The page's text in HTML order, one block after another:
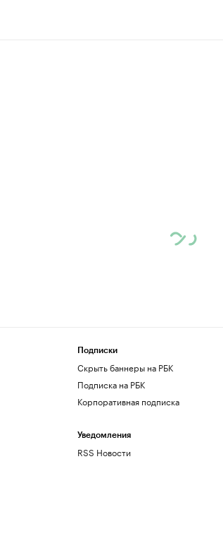
Подписки
Скрыть баннеры на РБК
Подписка на РБК
Корпоративная подписка
Уведомления
RSS Новости